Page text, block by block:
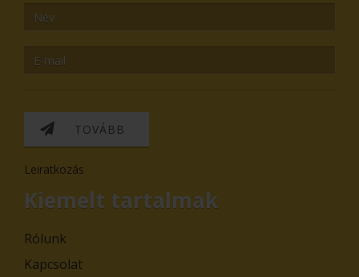
TOVÁBB
Leiratkozás
Kiemelt tartalmak
Rólunk
Kapcsolat